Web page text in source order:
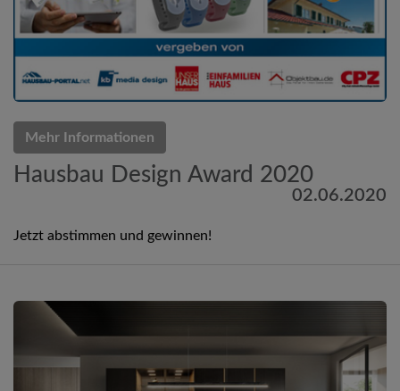
Mehr Informationen
Hausbau Design Award 2020
02.06.2020
Jetzt abstimmen und gewinnen!